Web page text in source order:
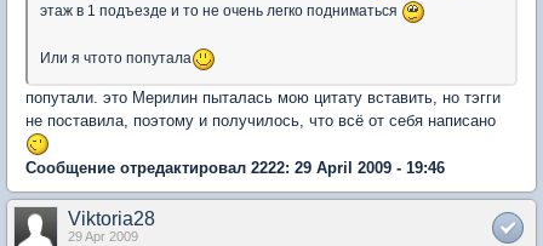
этаж в 1 подъезде и то не очень легко подниматься
Или я чтото попутала
попутали. это Мерилин пыталась мою цитату вставить, но тэгги
не поставила, поэтому и получилось, что всё от себя написано
Сообщение отредактировал 2222: 29 April 2009 - 19:46
Viktoria28
29 Apr 2009